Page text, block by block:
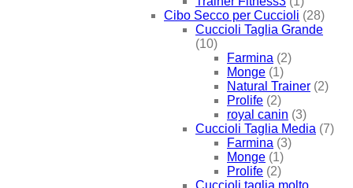
Cibo Secco per Cuccioli (28)
Cuccioli Taglia Grande
(10)
Farmina (2)
Monge (1)
Natural Trainer (2)
Prolife (2)
royal canin (3)
Cuccioli Taglia Media (7)
Farmina (3)
Monge (1)
Prolife (2)
Cuccioli taglia molto